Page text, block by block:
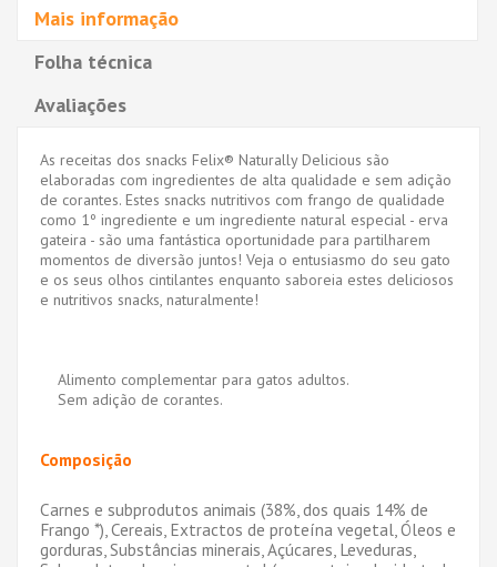
Mais informação
Folha técnica
Avaliações
As receitas dos snacks Felix® Naturally Delicious são
elaboradas com ingredientes de alta qualidade e sem adição
de corantes. Estes snacks nutritivos com frango de qualidade
como 1º ingrediente e um ingrediente natural especial - erva
gateira - são uma fantástica oportunidade para partilharem
momentos de diversão juntos! Veja o entusiasmo do seu gato
e os seus olhos cintilantes enquanto saboreia estes deliciosos
e nutritivos snacks, naturalmente!
Alimento complementar para gatos adultos.
Sem adição de corantes.
Composição
Carnes e subprodutos animais (38%, dos quais 14% de
Frango *), Cereais, Extractos de proteína vegetal, Óleos e
gorduras, Substâncias minerais, Açúcares, Leveduras,